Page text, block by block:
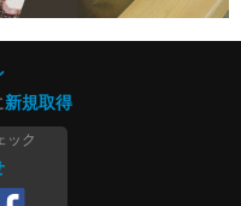
新規取得
ック